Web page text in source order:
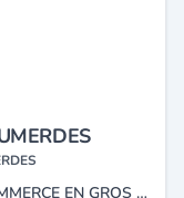
IMPORTATION, EXPORTATION ET COMMERCE EN GROS ALIMENTATION AGRICOLE ET HYGIÈNE PUBLIQUE ET VÉTÉRINAIRE.